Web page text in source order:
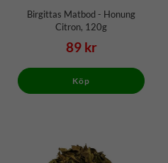
Birgittas Matbod - Honung
Citron, 120g
89 kr
Köp